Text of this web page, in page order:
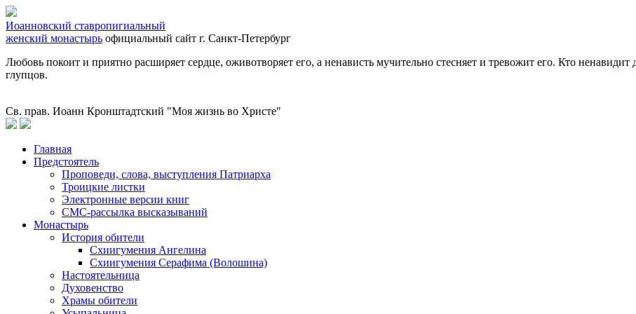
Иоанновский ставропигиальный
женский монастырь официальный сайт г. Санкт-Петербург
Любовь покоит и приятно расширяет сердце, оживотворяет его, а ненависть мучительно стесняет и тревожит его. Кто ненавидит
глупцов.
Св. прав. Иоанн Кронштадтский "Моя жизнь во Христе"
Главная
Предстоятель
Проповеди, слова, выступления Патриарха
Троицкие листки
Электронные версии книг
СМС-рассылка высказываний
Монастырь
История обители
Схиигумения Ангелина
Схиигумения Серафима (Волошина)
Настоятельница
Духовенство
Храмы обители